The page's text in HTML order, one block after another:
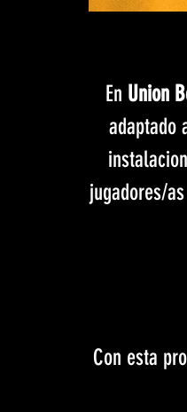
En Union
adaptado
jugadores/
Con esta